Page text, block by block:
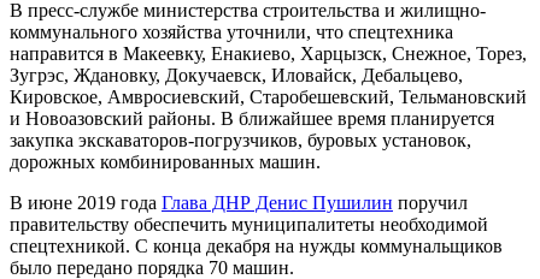
В пресс-службе министерства строительства и жилищно-
коммунального хозяйства уточнили, что спецтехника
направится в Макеевку, Енакиево, Харцызск, Снежное, Торез,
Зугрэс, Ждановку, Докучаевск, Иловайск, Дебальцево,
Кировское, Амвросиевский, Старобешевский, Тельмановский
и Новоазовский районы. В ближайшее время планируется
закупка экскаваторов-погрузчиков, буровых установок,
дорожных комбинированных машин.
В июне 2019 года Глава ДНР Денис Пушилин поручил
правительству обеспечить муниципалитеты необходимой
спецтехникой. С конца декабря на нужды коммунальщиков
было передано порядка 70 машин.